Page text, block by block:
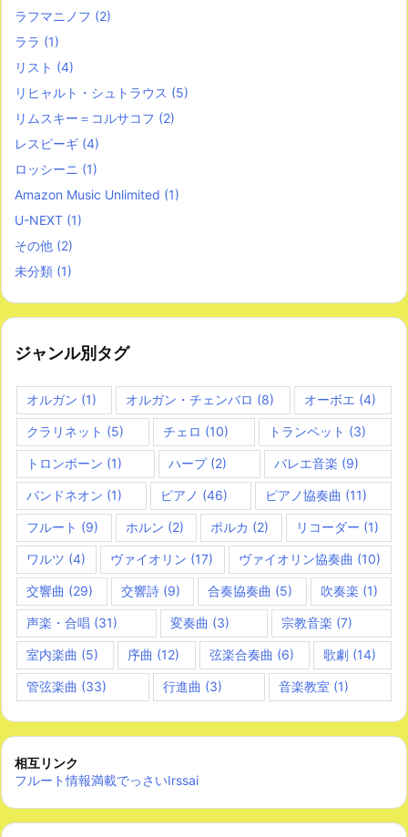
ラフマニノフ (2)
ララ (1)
リスト (4)
リヒャルト・シュトラウス (5)
リムスキー＝コルサコフ (2)
レスピーギ (4)
ロッシーニ (1)
Amazon Music Unlimited (1)
U-NEXT (1)
その他 (2)
未分類 (1)
ジャンル別タグ
オルガン (1) オルガン・チェンバロ (8) オーボエ (4)
クラリネット (5) チェロ (10) トランペット (3)
トロンボーン (1) ハープ(2) バレエ音楽 (9)
バンドネオン (1) ピアノ (46) ピアノ協奏曲 (11)
フルート (9) ホルン (2) ポルカ (2) リコーダー (1)
ワルツ (4) ヴァイオリン (17) ヴァイオリン協奏曲 (10)
交響曲 (29) 交響詩(9) 合奏協奏曲 (5) 吹奏楽 (1)
声楽・合唱 (31) 変奏曲 (3) 宗教音楽 (7)
室内楽曲 (5) 序曲 (12) 弦楽合奏曲 (6) 歌劇(14)
管弦楽曲 (33) 行進曲 (3) 音楽教室 (1)
相互リンク
フルート情報満載でっさいIrssai